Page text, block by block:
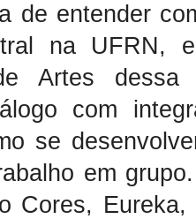
de entender
na UFRN,
Artes
com
se
em
Cores,